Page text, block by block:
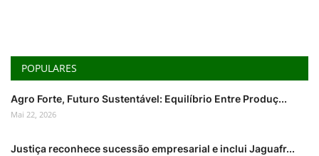
POPULARES
Agro Forte, Futuro Sustentável: Equilíbrio Entre Produç...
Mai 22, 2026
Justiça reconhece sucessão empresarial e inclui Jaguafr...